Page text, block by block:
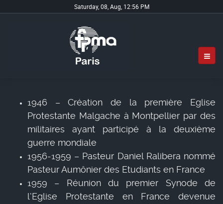
Saturday, 08, Aug, 12:56 PM
1946 – Création de la première Eglise
Protestante Malgache à Montpellier par des
militaires ayant participé à la deuxième
guerre mondiale
1956-1959 – Pasteur Daniel Ralibera nommé
Pasteur Aumônier des Etudiants en France
1959 – Réunion du premier Synode de
l’Eglise Protestante en France devenue